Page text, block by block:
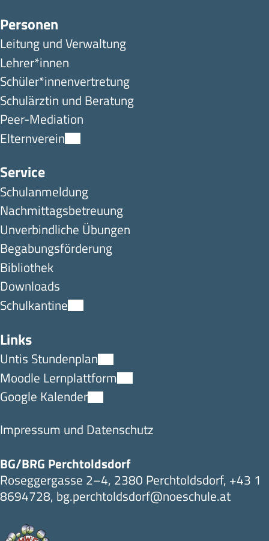
Personen
Leitung und Verwaltung
Lehrer*innen
Schüler*innen­ver­tretung
Schulärztin und Beratung
Peer-Mediation
Elternverein
Service
Schulanmeldung
Nachmittagsbetreuung
Unverbindliche Übungen
Begabungsförderung
Bibliothek
Downloads
Schulkantine
Links
Untis Stundenplan
Moodle Lernplattform
Google Kalender
Impressum und Datenschutz
BG/BRG Perchtoldsdorf
Roseggergasse 2–4, 2380 Perchtoldsdorf, +43 1
8694728, bg.perchtoldsdorf@noeschule.at